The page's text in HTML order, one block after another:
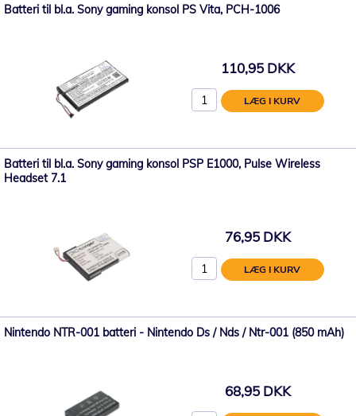
Batteri til bl.a. Sony gaming konsol PS Vita, PCH-1006
110,95 DKK
LÆG I KURV
Batteri til bl.a. Sony gaming konsol PSP E1000, Pulse Wireless
Headset 7.1
76,95 DKK
LÆG I KURV
Nintendo NTR-001 batteri - Nintendo Ds / Nds / Ntr-001 (850 mAh)
68,95 DKK